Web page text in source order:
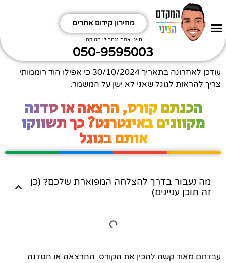
מחירון קידום אתרים
חייגו אתם נגמר לי הטוקמן
050-9595003
עודכן לאחרונה בתאריך 30/10/2024 כי אפילו הוד רוממותי
צריך להראות לגוגל שאני לא ישן על המשמר.
הכנתם קורס, הרצאה או סדנה
מקוונים באינטרנט? כך תשווקו
אותם בגוגל
מה נעבור בדרך להצלחה המפוארת שלכם? (כן
זה תוכן עניינים)
עבדתם מאוד קשה להכין את הקורס, ההרצאה או הסדנה